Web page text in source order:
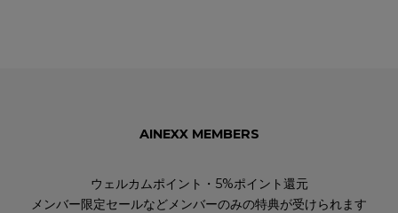
AINEXX MEMBERS
ウェルカムポイント・5%ポイント還元
メンバー限定セールなどメンバーのみの特典が受けられます